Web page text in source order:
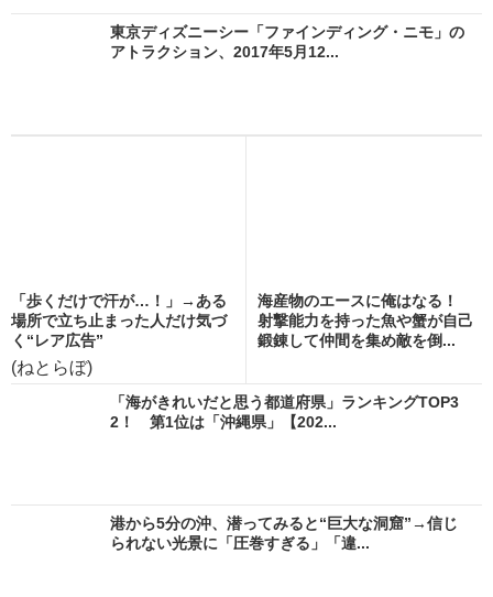
東京ディズニーシー「ファインディング・ニモ」の
アトラクション、2017年5月12...
「歩くだけで汗が…！」→ある
場所で立ち止まった人だけ気づ
く“レア広告”
(ねとらぼ)
海産物のエースに俺はなる！
射撃能力を持った魚や蟹が自己
鍛錬して仲間を集め敵を倒...
「海がきれいだと思う都道府県」ランキングTOP3
2！ 第1位は「沖縄県」【202...
港から5分の沖、潜ってみると“巨大な洞窟”→信じ
られない光景に「圧巻すぎる」「違...